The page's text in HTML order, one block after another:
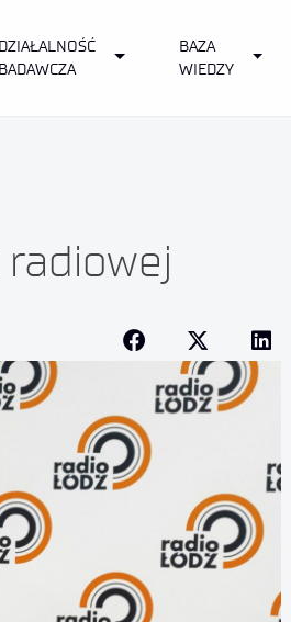
DZIAŁALNOŚĆ
BADAWCZA
Toggle Dropdown
BAZA
WIEDZY
radiowej